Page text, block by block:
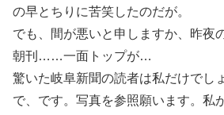
の早とちりに苦笑したのだが。
でも、間が悪いと申しますか、昨夜
朝刊……一面トップが…
驚いた岐阜新聞の読者は私だけでし
で、です。写真を参照願います。私